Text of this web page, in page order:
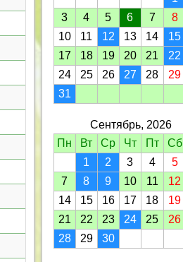
3
4 5 6 7 8
10
11 12 13 14 15
17
18 19 20 21 22
24
25 26 27 28 29
31
Сентябрь, 2026
Пн
Вт Ср Чт Пт Сб
1
2 3 4 5
7
8 9 10 11 12
14
15 16 17 18 19
21
22 23 24 25 26
28
29 30